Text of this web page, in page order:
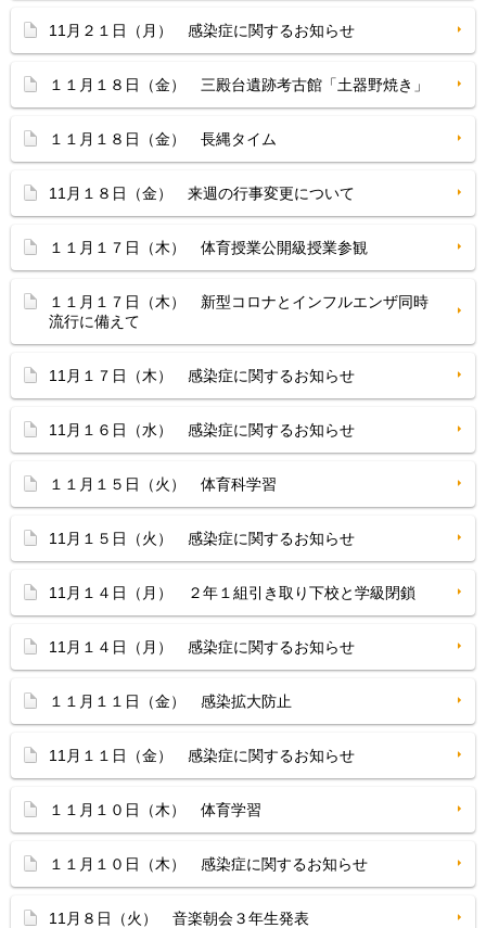
11月２１日（月） 感染症に関するお知らせ
１１月１８日（金） 三殿台遺跡考古館「土器野焼き」
１１月１８日（金） 長縄タイム
11月１８日（金） 来週の行事変更について
１１月１７日（木） 体育授業公開級授業参観
１１月１７日（木） 新型コロナとインフルエンザ同時
流行に備えて
11月１７日（木） 感染症に関するお知らせ
11月１６日（水） 感染症に関するお知らせ
１１月１５日（火） 体育科学習
11月１５日（火） 感染症に関するお知らせ
11月１４日（月） ２年１組引き取り下校と学級閉鎖
11月１４日（月） 感染症に関するお知らせ
１１月１１日（金） 感染拡大防止
11月１１日（金） 感染症に関するお知らせ
１１月１０日（木） 体育学習
１１月１０日（木） 感染症に関するお知らせ
11月８日（火） 音楽朝会３年生発表